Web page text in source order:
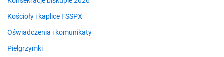
Kościoły i kaplice FSSPX
Oświadczenia i komunikaty
Pielgrzymki